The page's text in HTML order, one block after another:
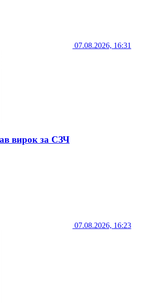
07.08.2026, 16:31
вирок за СЗЧ
07.08.2026, 16:23